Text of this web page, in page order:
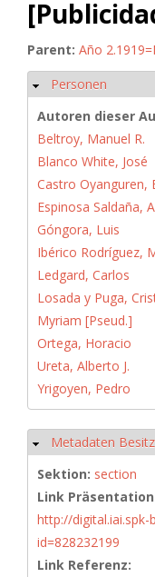
Parent: Año
Hide
Personen
Autoren dieser
Beltroy, Manuel R.
Blanco White, José
Castro Oyanguren,
Espinosa Saldaña,
Góngora, Luis
Ibérico Rodríguez,
Ledgard, Carlos
Losada y Puga,
Myriam [Pseud.]
Ortega, Horacio
Ureta, Alberto J.
Yrigoyen, Pedro
Hide
Metadaten
Sektion: section
Link
http://digital.iai.spk-
id=828232199
Link Referenz: